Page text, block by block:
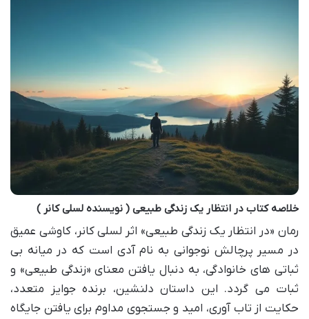
خلاصه کتاب در انتظار یک زندگی طبیعی ( نویسنده لسلی کانر )
رمان «در انتظار یک زندگی طبیعی» اثر لسلی کانر، کاوشی عمیق
در مسیر پرچالش نوجوانی به نام آدی است که در میانه بی
ثباتی های خانوادگی، به دنبال یافتن معنای «زندگی طبیعی» و
ثبات می گردد. این داستان دلنشین، برنده جوایز متعدد،
حکایت از تاب آوری، امید و جستجوی مداوم برای یافتن جایگاه